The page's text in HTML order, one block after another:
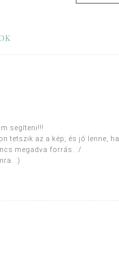
segíteni!!!
tetszik az a kép, és jó lenne, ha
megadva forrás. :/
:)